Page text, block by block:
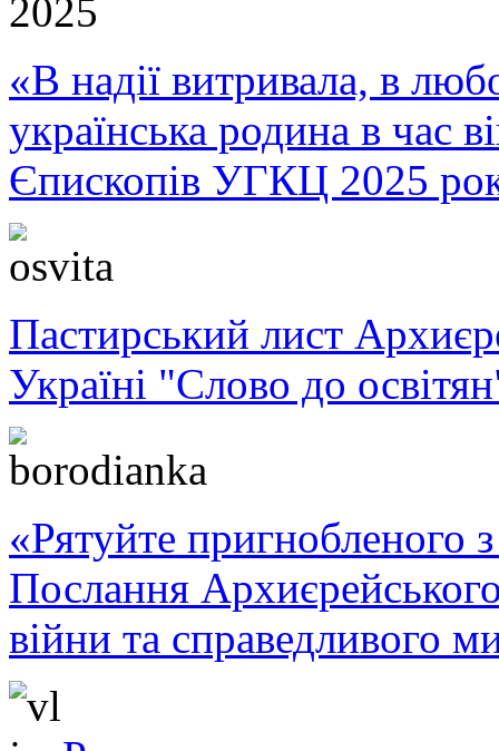
«В надії витривала, в
українська родина в час
Єпископів УГКЦ 2025
Пастирський лист
Україні "Слово до
«Рятуйте пригнобленого
Послання
війни та справедливого